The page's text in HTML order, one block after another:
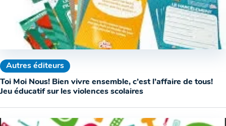
Autres éditeurs
Toi Moi Nous! Bien vivre ensemble, c’est l’affaire de tous!
Jeu éducatif sur les violences scolaires